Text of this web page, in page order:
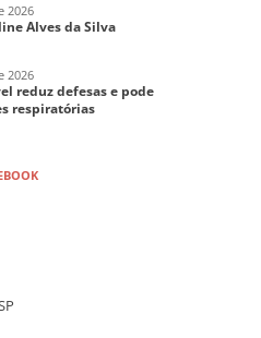
2026
Alves da Silva
2026
reduz defesas e pode
respiratórias